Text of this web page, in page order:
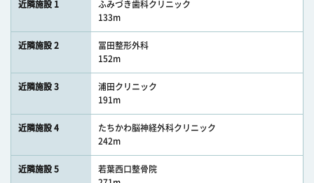
近隣施設 1
ふみづき歯科クリニック
133m
近隣施設 2
冨田整形外科
152m
近隣施設 3
浦田クリニック
191m
近隣施設 4
たちかわ脳神経外科クリニック
242m
近隣施設 5
若葉西口整骨院